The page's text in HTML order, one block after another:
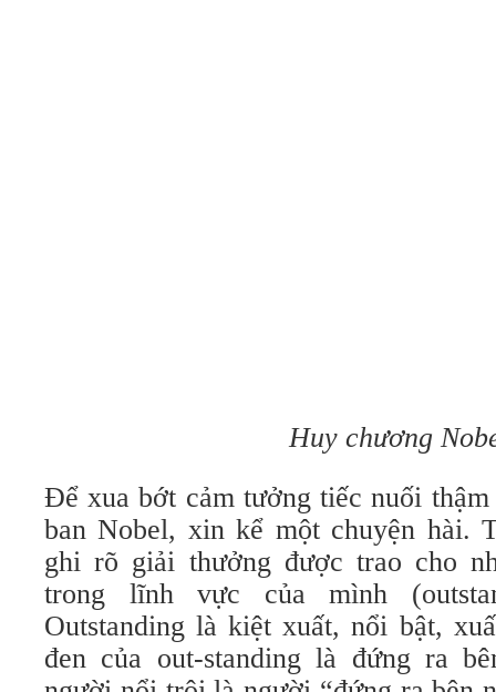
Huy chương
Để xua bớt cảm tưởng tiếc nuối
ban Nobel, xin kể một chuyện hài.
ghi rõ giải thưởng được trao cho
trong lĩnh vực của mình
Outstanding là kiệt xuất, nổi bật,
đen của out-standing là đứng ra